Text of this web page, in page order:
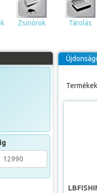
Zsinórok Tárolás